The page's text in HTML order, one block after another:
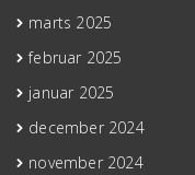
marts 2025
februar 2025
januar 2025
december 2024
november 2024